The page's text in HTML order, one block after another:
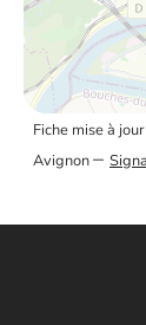
Fiche mise à
Avignon–